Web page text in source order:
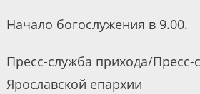
Начало богослужения в 9.00.
Пресс-служба прихода/Пресс-
Ярославской епархии